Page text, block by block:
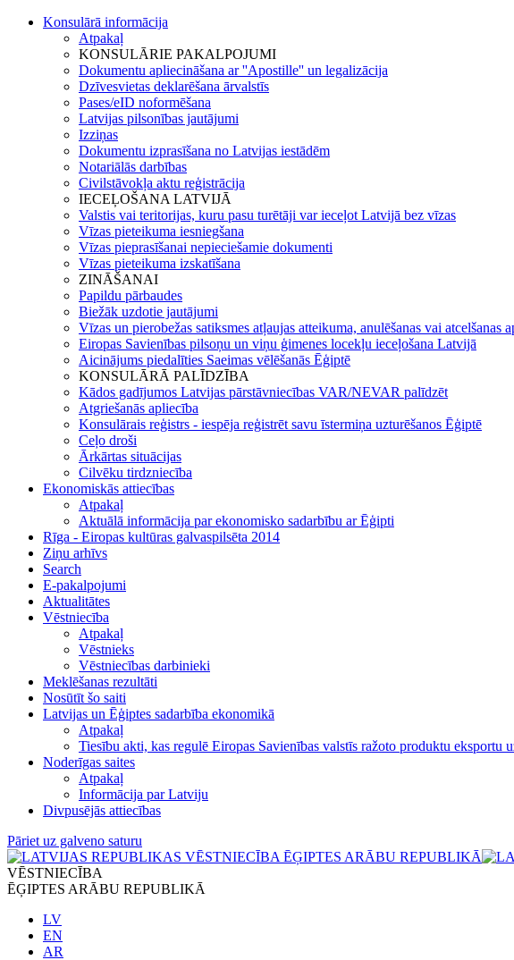
Konsulārā informācija
Atpakaļ
KONSULĀRIE PAKALPOJUMI
Dokumentu apliecināšana ar ''Apostille'' un legalizācija
Dzīvesvietas deklarēšana ārvalstīs
Pases/eID noformēšana
Latvijas pilsonības jautājumi
Izziņas
Dokumentu izprasīšana no Latvijas iestādēm
Notariālās darbības
Civilstāvokļa aktu reģistrācija
IECEĻOŠANA LATVIJĀ
Valstis vai teritorijas, kuru pasu turētāji var ieceļot Latvijā bez vīzas
Vīzas pieteikuma iesniegšana
Vīzas pieprasīšanai nepieciešamie dokumenti
Vīzas pieteikuma izskatīšana
ZINĀŠANAI
Papildu pārbaudes
Biežāk uzdotie jautājumi
Vīzas un pierobežas satiksmes atļaujas atteikuma, anulēšanas vai atcelšanas
Eiropas Savienības pilsoņu un viņu ģimenes locekļu ieceļošana Latvijā
Aicinājums piedalīties Saeimas vēlēšanās Ēģiptē
KONSULĀRĀ PALĪDZĪBA
Kādos gadījumos Latvijas pārstāvniecības VAR/NEVAR palīdzēt
Atgriešanās apliecība
Konsulārais reģistrs - iespēja reģistrēt savu īstermiņa uzturēšanos Ēģiptē
Ceļo droši
Ārkārtas situācijas
Cilvēku tirdzniecība
Ekonomiskās attiecības
Atpakaļ
Aktuālā informācija par ekonomisko sadarbību ar Ēģipti
Rīga - Eiropas kultūras galvaspilsēta 2014
Ziņu arhīvs
Search
E-pakalpojumi
Aktualitātes
Vēstniecība
Atpakaļ
Vēstnieks
Vēstniecības darbinieki
Meklēšanas rezultāti
Nosūtīt šo saiti
Latvijas un Ēģiptes sadarbība ekonomikā
Atpakaļ
Tiesību akti, kas regulē Eiropas Savienības valstīs ražoto produktu eksportu
Noderīgas saites
Atpakaļ
Informācija par Latviju
Divpusējās attiecības
Pāriet uz galveno saturu
VĒSTNIECĪBA
ĒĢIPTES ARĀBU REPUBLIKĀ
LV
EN
AR